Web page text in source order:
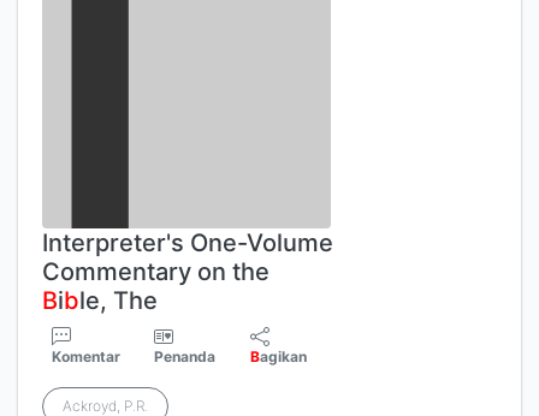
Interpreter's One-Volume
Commentary on the
Bible, The
Komentar Penanda Bagikan
Ackroyd, P.R.